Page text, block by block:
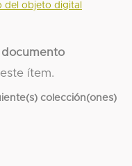
del objeto digital
documento
ítem.
colección(ones)